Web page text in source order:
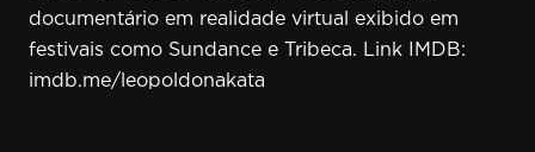
documentário em realidade virtual exibido em
festivais como Sundance e Tribeca. Link IMDB:
imdb.me/leopoldonakata